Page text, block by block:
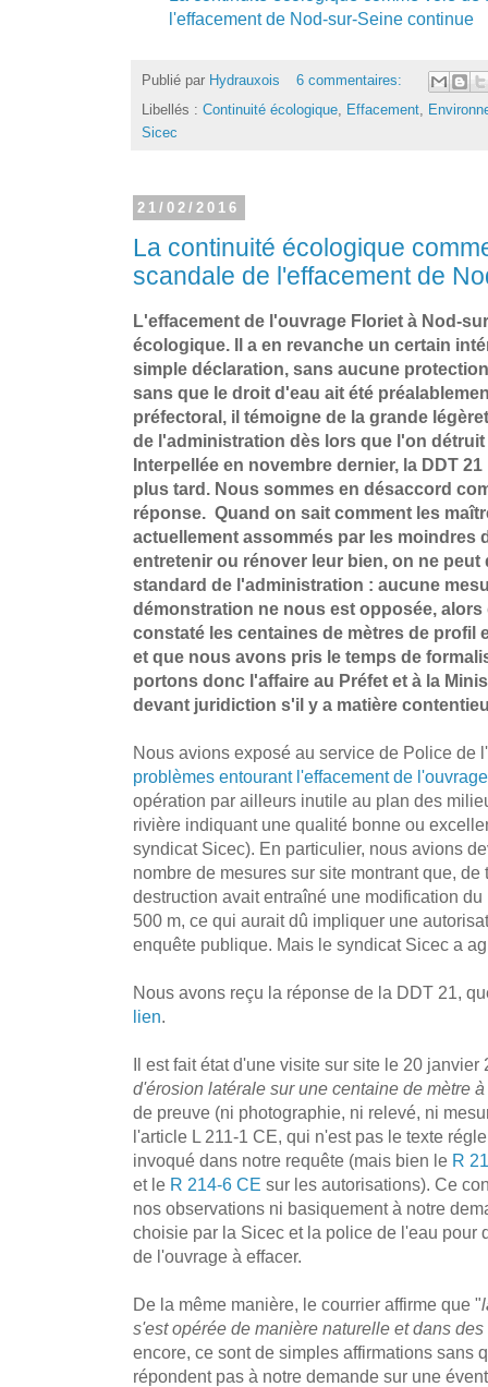
l'effacement de Nod-sur-Seine continue
Publié par Hydrauxois
6 commentaires:
Libellés : Continuité écologique, Effacement,
Sicec
21/02/2016
La continuité écologique
scandale de l'effacement de
L'effacement de l'ouvrage Floriet à Nod-
écologique. Il a en revanche un certain
simple déclaration, sans aucune
sans que le droit d'eau ait été
préfectoral, il témoigne de la grande
de l'administration dès lors que l'on
Interpellée en novembre dernier, la DDT
plus tard. Nous sommes en désaccord
réponse. Quand on sait comment les
actuellement assommés par les moindres
entretenir ou rénover leur bien, on ne
standard de l'administration : aucune
démonstration ne nous est opposée,
constaté les centaines de mètres de profil
et que nous avons pris le temps de
portons donc l'affaire au Préfet et à la
devant juridiction s'il y a matière
Nous avions exposé au service de Police de
problèmes entourant l'effacement de
opération par ailleurs inutile au plan des
rivière indiquant une qualité bonne ou
syndicat Sicec). En particulier, nous avions
nombre de mesures sur site montrant que,
destruction avait entraîné une modification
500 m, ce qui aurait dû impliquer une
enquête publique. Mais le syndicat Sicec a
Nous avons reçu la réponse de la DDT 21,
lien.
Il est fait état d'une visite sur site le 20 janvier
d'érosion latérale sur une centaine de mètre
de preuve (ni photographie, ni relevé, ni
l'article L 211-1 CE, qui n'est pas le texte
invoqué dans notre requête (mais bien le R
et le R 214-6 CE sur les autorisations). Ce
nos observations ni basiquement à notre
choisie par la Sicec et la police de l'eau pour
de l'ouvrage à effacer.
De la même manière, le courrier affirme que "
s'est opérée de manière naturelle et dans
encore, ce sont de simples affirmations sans
répondent pas à notre demande sur une